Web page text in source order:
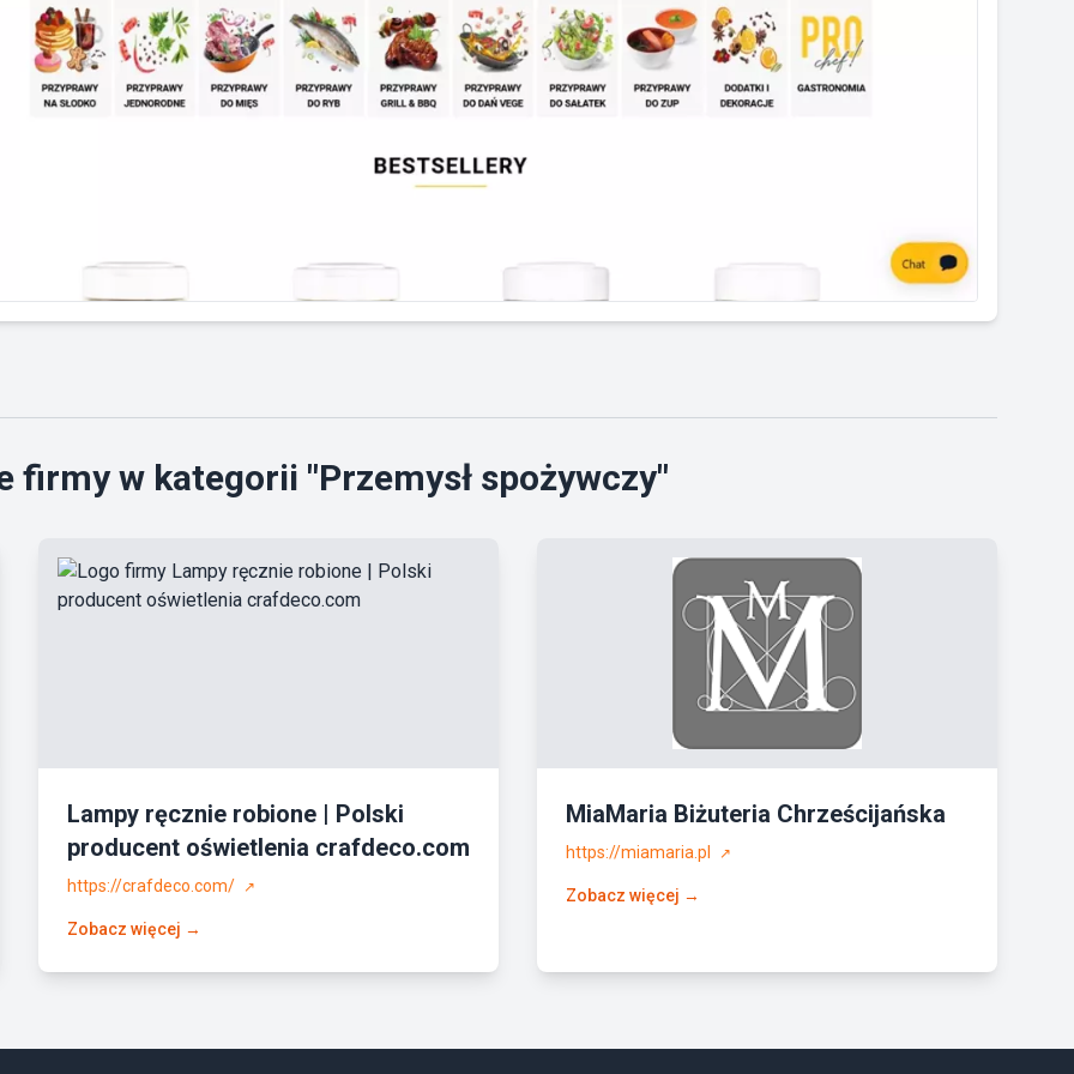
firmy w kategorii "Przemysł spożywczy"
Lampy ręcznie robione | Polski
producent oświetlenia crafdeco.com
https://crafdeco.com/ ↗
Zobacz więcej →
MiaMaria Biżuteria Chrześcijańska
https://miamaria.pl ↗
Zobacz więcej →